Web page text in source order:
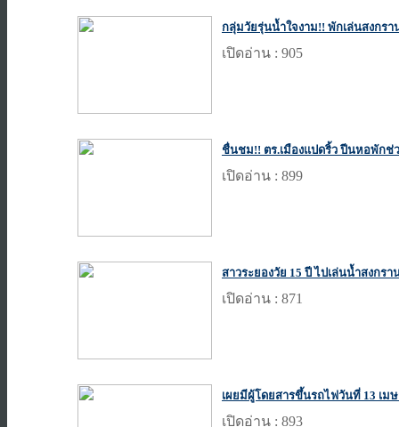
กลุ่มวัยรุ่นน้ำใจงาม!! พักเล่นสงกรา
เปิดอ่าน : 905
ชื่นชม!! ตร.เมืองแปดริ้ว ปีนหอพักช่
เปิดอ่าน : 899
สาวระยองวัย 15 ปี ไปเล่นน้ำสงกร
เปิดอ่าน : 871
เผยมีผู้โดยสารขึ้นรถไฟวันที่ 13 เม
เปิดอ่าน : 893